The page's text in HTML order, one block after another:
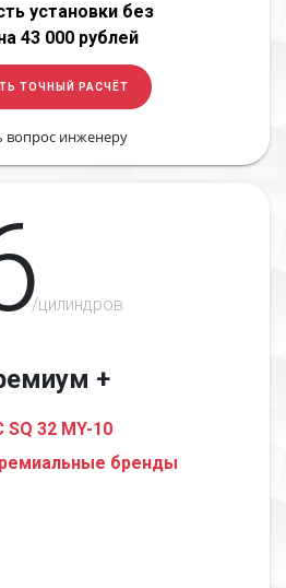
установки без
43 000 рублей
ТОЧНЫЙ РАСЧЁТ
вопрос инженеру
/цилиндров
+
SQ 32 MY-10
бренды